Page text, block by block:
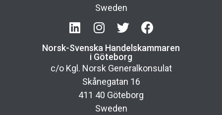
Sweden
Norsk-Svenska Handelskammaren
i Göteborg
c/o Kgl. Norsk Generalkonsulat
Skånegatan 16
411 40 Göteborg
Sweden